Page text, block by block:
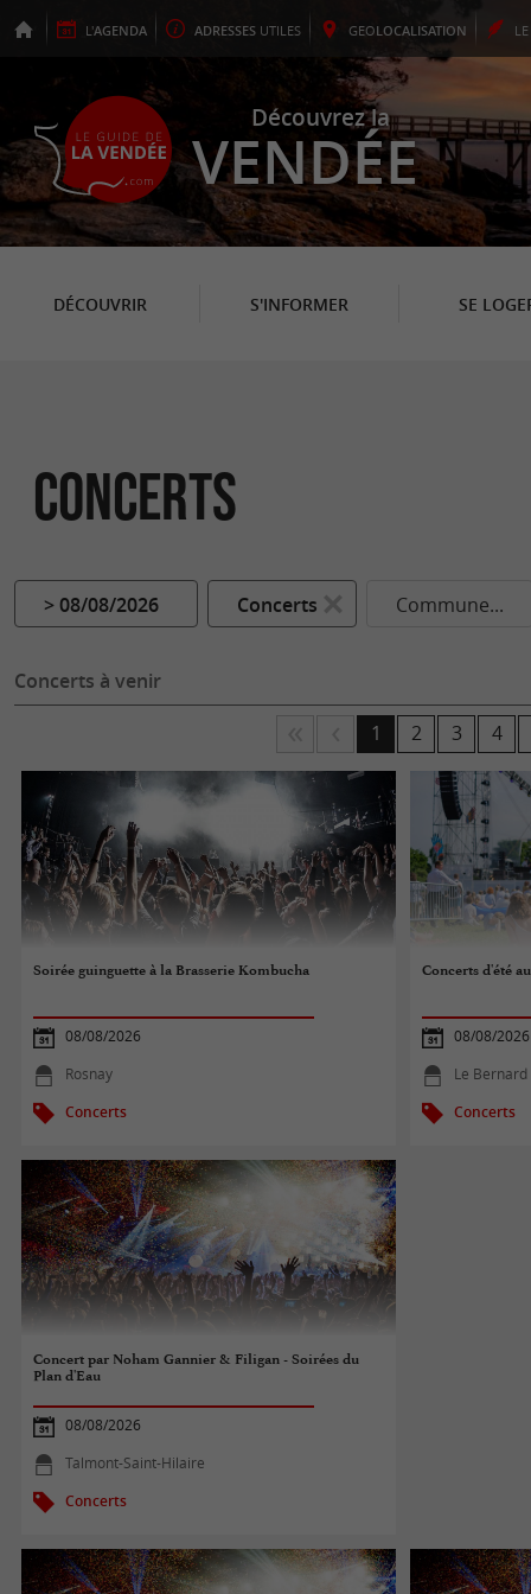
L'AGENDA ADRESSES UTILES GEOLOCALISATION LE
Découvrez la
VENDÉE
DÉCOUVRIR S'INFORMER SE
Concerts
> 08/08/2026 Concerts Commune...
Concerts à venir
1 2 3 4
Soirée guinguette à la Brasserie Kombucha
08/08/2026
Rosnay
Concerts
Concerts d'été
08/08/2026
Le Bernard
Concerts
Concert par Noham Gannier & Filigan - Soirées du
Plan d'Eau
08/08/2026
Talmont-Saint-Hilaire
Concerts